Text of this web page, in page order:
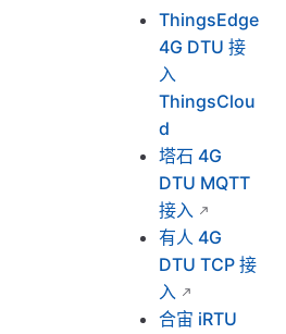
ThingsEdge
4G DTU 接
入
ThingsClou
d
塔石 4G
DTU MQTT
接入
有人 4G
DTU TCP 接
入
合宙 iRTU